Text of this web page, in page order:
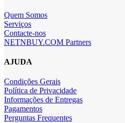
Quem Somos
Serviços
Contacte-nos
NETNBUY.COM Partners
AJUDA
Condições Gerais
Política de Privacidade
Informações de Entregas
Pagamentos
Perguntas Frequentes